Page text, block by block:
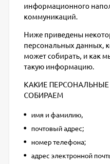
информационного
коммуникаций.
Ниже приведены
персональных данных,
может собирать, и как
такую информацию.
КАКИЕ
СОБИРАЕМ
имя и фамилию,
почтовый адрес;
номер телефона;
адрес электронной